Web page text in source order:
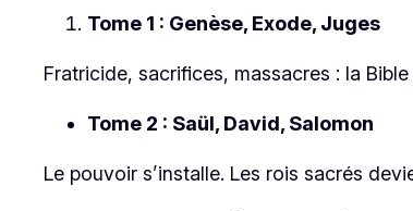
Tome 1 : Genèse, Exode, Juges
Fratricide, sacrifices, massacres : la
Tome 2 : Saül, David, Salomon
Le pouvoir s’installe. Les rois sacrés